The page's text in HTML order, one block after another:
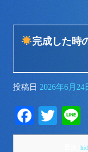
完成した時
投稿日 2026年6月24
Fa
ce
T
wi